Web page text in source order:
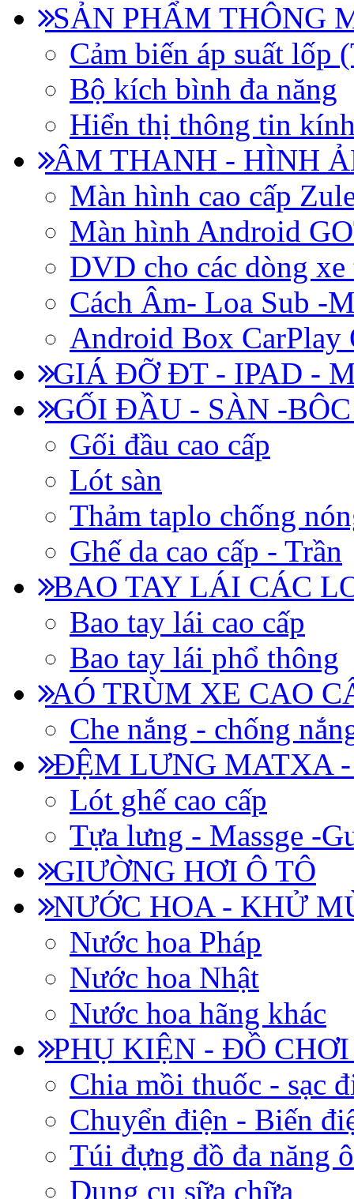
SẢN PHẨM THÔNG
Cảm biến áp suất lốp
Bộ kích bình đa năng
Hiển thị thông tin
ÂM THANH - HÌNH
Màn hình cao cấp
Màn hình Android
DVD cho các dòng
Cách Âm- Loa Sub -
Android Box CarPlay
GIÁ ĐỠ ĐT - IPAD -
GỐI ĐẦU - SÀN -
Gối đầu cao cấp
Lót sàn
Thảm taplo chống
Ghế da cao cấp - Trần
BAO TAY LÁI CÁC
Bao tay lái cao cấp
Bao tay lái phổ thông
AÓ TRÙM XE CAO
Che nắng - chống
ĐỆM LƯNG MATXA -
Lót ghế cao cấp
Tựa lưng - Massge -
GIƯỜNG HƠI Ô TÔ
NƯỚC HOA - KHỬ
Nước hoa Pháp
Nước hoa Nhật
Nước hoa hãng khác
PHỤ KIỆN - ĐỒ
Chia mồi thuốc - sạc
Chuyển điện - Biến
Túi đựng đồ đa năng
Dụng cụ sữa chữa